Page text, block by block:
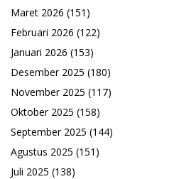
Maret 2026 (151)
Februari 2026 (122)
Januari 2026 (153)
Desember 2025 (180)
November 2025 (117)
Oktober 2025 (158)
September 2025 (144)
Agustus 2025 (151)
Juli 2025 (138)